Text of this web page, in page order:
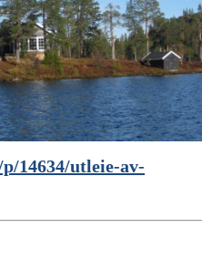
14634/utleie-av-